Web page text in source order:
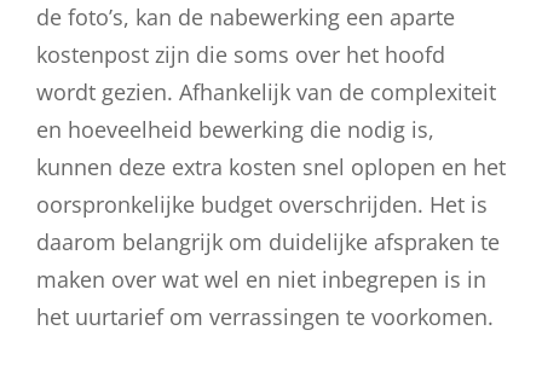
de foto’s, kan de nabewerking een aparte
kostenpost zijn die soms over het hoofd
wordt gezien. Afhankelijk van de complexiteit
en hoeveelheid bewerking die nodig is,
kunnen deze extra kosten snel oplopen en het
oorspronkelijke budget overschrijden. Het is
daarom belangrijk om duidelijke afspraken te
maken over wat wel en niet inbegrepen is in
het uurtarief om verrassingen te voorkomen.